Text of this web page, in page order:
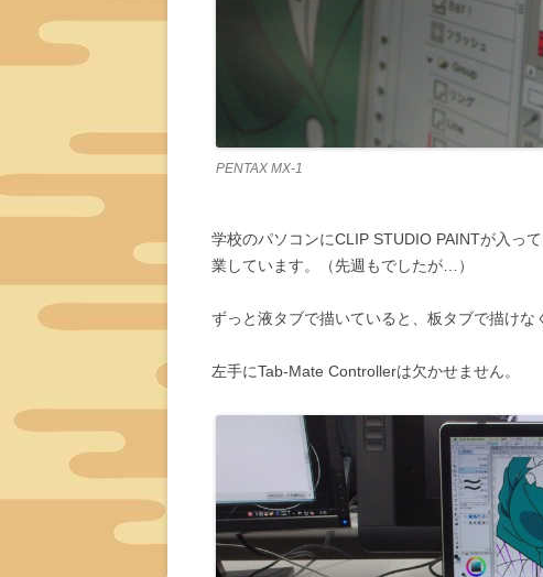
PENTAX MX-1
学校のパソコンにCLIP STUDIO PAINTが入っ
業しています。（先週もでしたが…）
ずっと液タブで描いていると、板タブで描けな
左手にTab-Mate Controllerは欠かせません。